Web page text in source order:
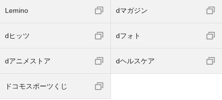
Lemino dマガジン
dヒッツ dフォト
dアニメストア dヘルスケア
ドコモスポーツくじ